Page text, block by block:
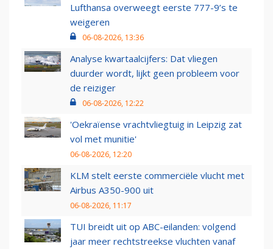
Lufthansa overweegt eerste 777-9’s te
weigeren
06-08-2026, 13:36
Analyse kwartaalcijfers: Dat vliegen
duurder wordt, lijkt geen probleem voor
de reiziger
06-08-2026, 12:22
'Oekraïense vrachtvliegtuig in Leipzig zat
vol met munitie'
06-08-2026, 12:20
KLM stelt eerste commerciële vlucht met
Airbus A350-900 uit
06-08-2026, 11:17
TUI breidt uit op ABC-eilanden: volgend
jaar meer rechtstreekse vluchten vanaf